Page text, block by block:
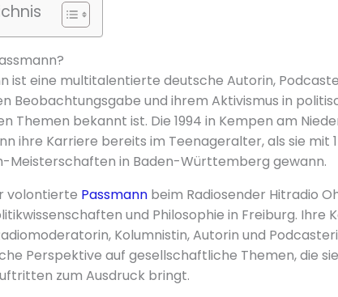
ist eine multitalentierte deutsche Autorin,
Beobachtungsgabe und ihrem Aktivismus in
Themen bekannt ist. Die 1994 in Kempen am
ihre Karriere bereits im Teenageralter, als sie mit
Meisterschaften in Baden-Württemberg gewann.
volontierte Passmannbeim Radiosender Hitradio
und Philosophie in Freiburg. Ihre
Kolumnistin, Autorin und
Perspektive auf gesellschaftliche Themen, die
zum Ausdruck bringt.